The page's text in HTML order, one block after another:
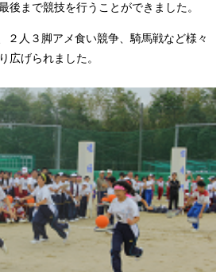
後まで競技を行うことができました。
２人３脚アメ食い競争、騎馬戦など様々
広げられました。